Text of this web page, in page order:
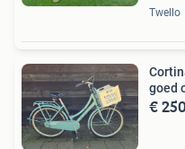
Twello
goed
€